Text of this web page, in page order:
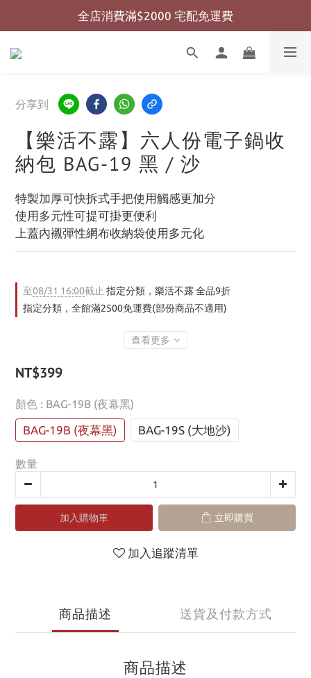
全店消費滿$999 超商免運費
全店消費滿$2000 宅配免運費
全店消費滿$999 超商免運費
分享到
【樂活不露】六人份電子鍋收
納包 BAG-19 黑 / 沙
特製加厚可快拆式手把使用觸感更加分
使用多元性可提可掛更便利
上蓋內襯彈性網布收納袋使用多元化
至08/31 16:00截止 指定分類，樂活不露 全品9折
指定分類，全館滿2500免運費(部份商品不適用)
查看更多
NT$399
顏色 : BAG-19B (夜幕黑)
BAG-19B (夜幕黑) BAG-19S (大地沙)
數量
加入購物車 立即購買
加入追蹤清單
商品描述 送貨及付款方式
商品描述